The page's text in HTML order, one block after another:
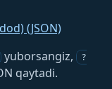
(JSON)
yuborsangiz,
?
qaytadi.